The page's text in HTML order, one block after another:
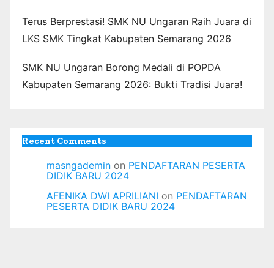
Terus Berprestasi! SMK NU Ungaran Raih Juara di
LKS SMK Tingkat Kabupaten Semarang 2026
SMK NU Ungaran Borong Medali di POPDA
Kabupaten Semarang 2026: Bukti Tradisi Juara!
Recent Comments
masngademin on PENDAFTARAN PESERTA
DIDIK BARU 2024
AFENIKA DWI APRILIANI on PENDAFTARAN
PESERTA DIDIK BARU 2024